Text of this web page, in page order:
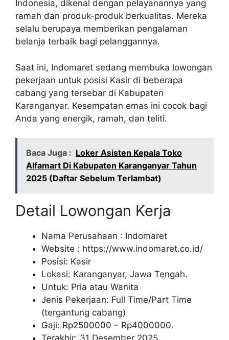
Indonesia, dikenal dengan pelayanannya yang
ramah dan produk-produk berkualitas. Mereka
selalu berupaya memberikan pengalaman
belanja terbaik bagi pelanggannya.
Saat ini, Indomaret sedang membuka lowongan
pekerjaan untuk posisi Kasir di beberapa
cabang yang tersebar di Kabupaten
Karanganyar. Kesempatan emas ini cocok bagi
Anda yang energik, ramah, dan teliti.
Baca Juga : Loker Asisten Kepala Toko
Alfamart Di Kabupaten Karanganyar Tahun
2025 (Daftar Sebelum Terlambat)
Detail Lowongan Kerja
Nama Perusahaan : Indomaret
Website : https://www.indomaret.co.id/
Posisi: Kasir
Lokasi: Karanganyar, Jawa Tengah.
Untuk: Pria atau Wanita
Jenis Pekerjaan: Full Time/Part Time
(tergantung cabang)
Gaji: Rp2500000 – Rp4000000.